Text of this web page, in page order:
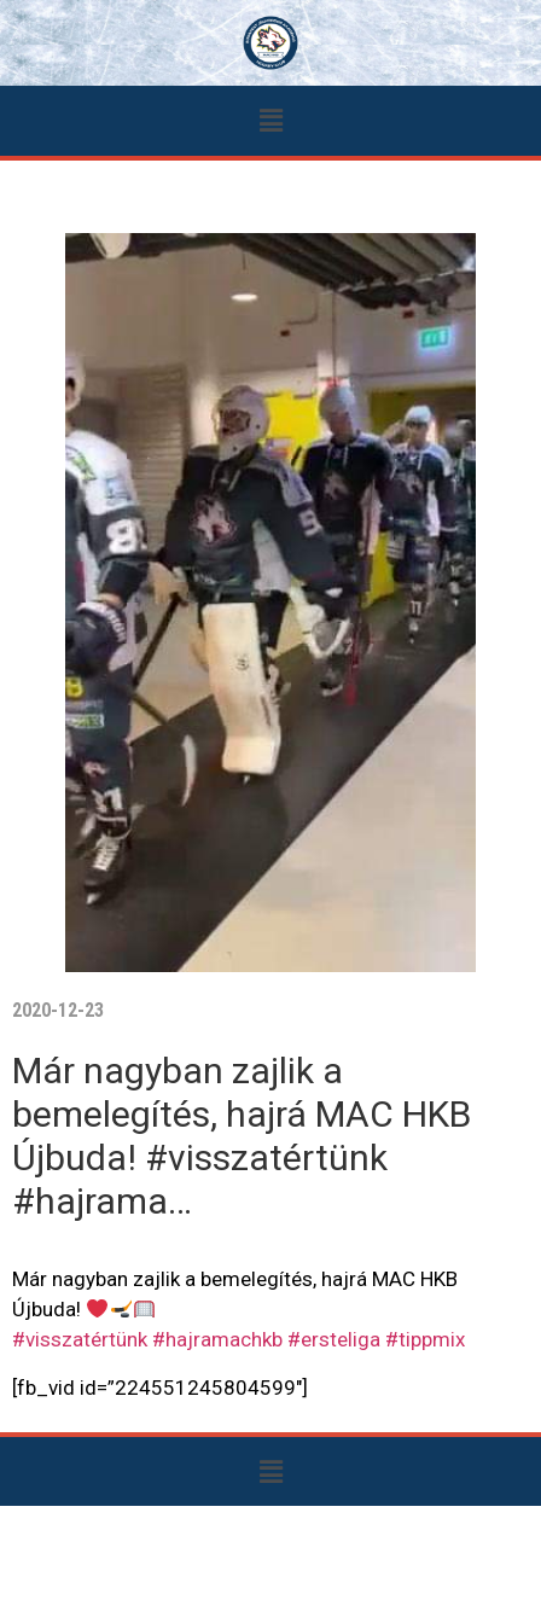
2020-12-23
Már nagyban zajlik a
bemelegítés, hajrá MAC HKB
Újbuda! #visszatértünk
#hajrama…
Már nagyban zajlik a bemelegítés, hajrá MAC HKB
Újbuda!
#visszatértünk #hajramachkb #ersteliga #tippmix
[fb_vid id=”224551245804599″]